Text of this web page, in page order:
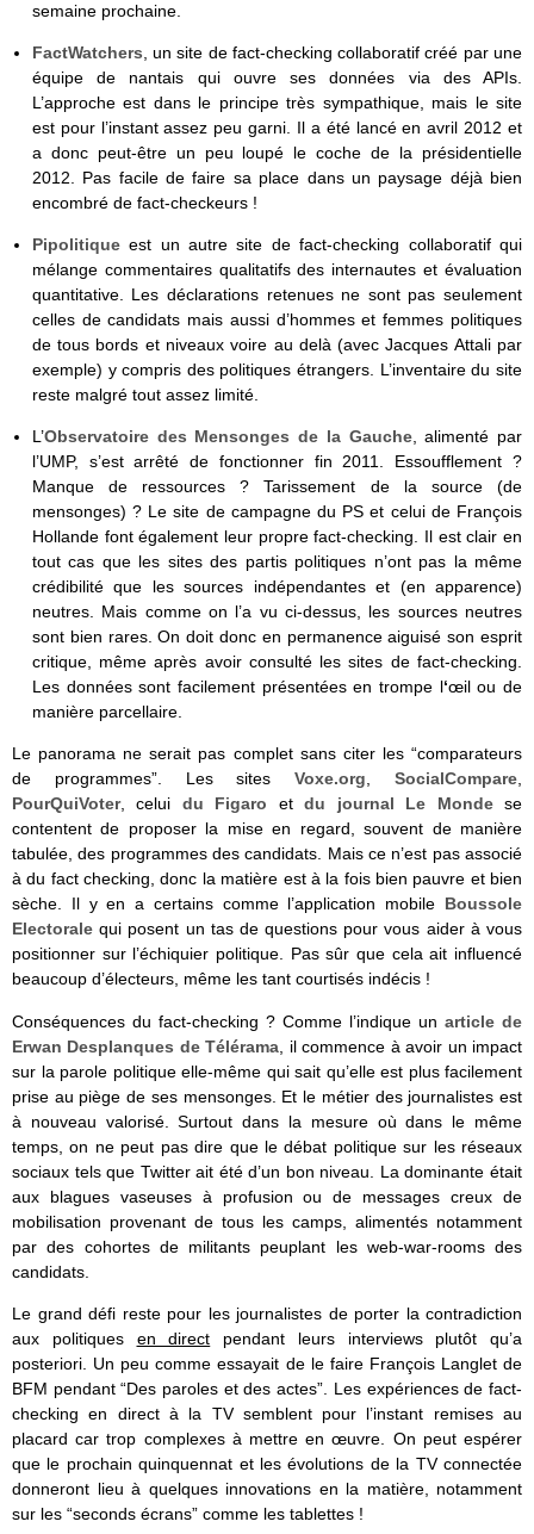
semaine prochaine.
Fact­Wat­chers, un site de fact-checking collaboratif créé par une
équipe de nantais qui ouvre ses données via des APIs.
L’approche est dans le principe très sympathique, mais le site
est pour l’instant assez peu garni. Il a été lancé en avril 2012 et
a donc peut-être un peu loupé le coche de la présidentielle
2012. Pas facile de faire sa place dans un paysage déjà bien
encombré de fact-checkeurs !
Pipolitiqueest un autre site de fact-checking collaboratif qui
mélange commentaires qualitatifs des internautes et évaluation
quantitative. Les déclarations retenues ne sont pas seulement
celles de candidats mais aussi d’hommes et femmes politiques
de tous bords et niveaux voire au delà (avec Jacques Attali par
exemple) y compris des politiques étrangers. L’inventaire du site
reste malgré tout assez limité.
L’Observatoire des Mensonges de la Gauche, alimenté par
l’UMP, s’est arrêté de fonctionner fin 2011. Essoufflement ?
Manque de ressources ? Tarissement de la source (de
mensonges) ? Le site de campagne du PS et celui de François
Hollande font également leur propre fact-checking. Il est clair en
tout cas que les sites des partis politiques n’ont pas la même
crédibilité que les sources indépendantes et (en apparence)
neutres. Mais comme on l’a vu ci-dessus, les sources neutres
sont bien rares. On doit donc en permanence aiguisé son esprit
critique, même après avoir consulté les sites de fact-checking.
Les données sont facilement présentées en trompe l‘œil ou de
manière parcellaire.
Le panorama ne serait pas complet sans citer les “comparateurs
de programmes”. Les sitesVoxe.org,SocialCompare,
PourQuiVoter, celui du Figaro etdu journal Le Mondese
contentent de proposer la mise en regard, souvent de manière
tabulée, des programmes des candidats. Mais ce n’est pas associé
à du fact checking, donc la matière est à la fois bien pauvre et bien
sèche. Il y en a certains comme l’application mobile Boussole
Electorale qui posent un tas de questions pour vous aider à vous
positionner sur l’échiquier politique. Pas sûr que cela ait influencé
beaucoup d’électeurs, même les tant courtisés indécis !
Conséquences du fact-checking ? Comme l’indique un article de
Erwan Desplanques de Télérama , il commence à avoir un impact
sur la parole politique elle-même qui sait qu’elle est plus facilement
prise au piège de ses mensonges. Et le métier des journalistes est
à nouveau valorisé. Surtout dans la mesure où dans le même
temps, on ne peut pas dire que le débat politique sur les réseaux
sociaux tels que Twitter ait été d’un bon niveau. La dominante était
aux blagues vaseuses à profusion ou de messages creux de
mobilisation provenant de tous les camps, alimentés notamment
par des cohortes de militants peuplant les web-war-rooms des
candidats.
Le grand défi reste pour les journalistes de porter la contradiction
aux politiques en direct pendant leurs interviews plutôt qu’a
posteriori. Un peu comme essayait de le faire François Langlet de
BFM pendant “Des paroles et des actes”. Les expériences de fact-
checking en direct à la TV semblent pour l’instant remises au
placard car trop complexes à mettre en œuvre. On peut espérer
que le prochain quinquennat et les évolutions de la TV connectée
donneront lieu à quelques innovations en la matière, notamment
sur les “seconds écrans” comme les tablettes !